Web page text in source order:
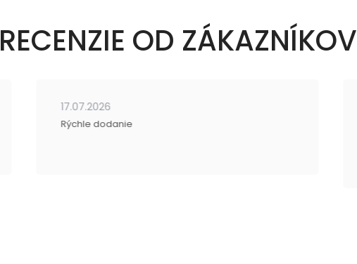
RECENZIE OD ZÁKAZNÍKOV
17.07.2026
Rýchle dodanie